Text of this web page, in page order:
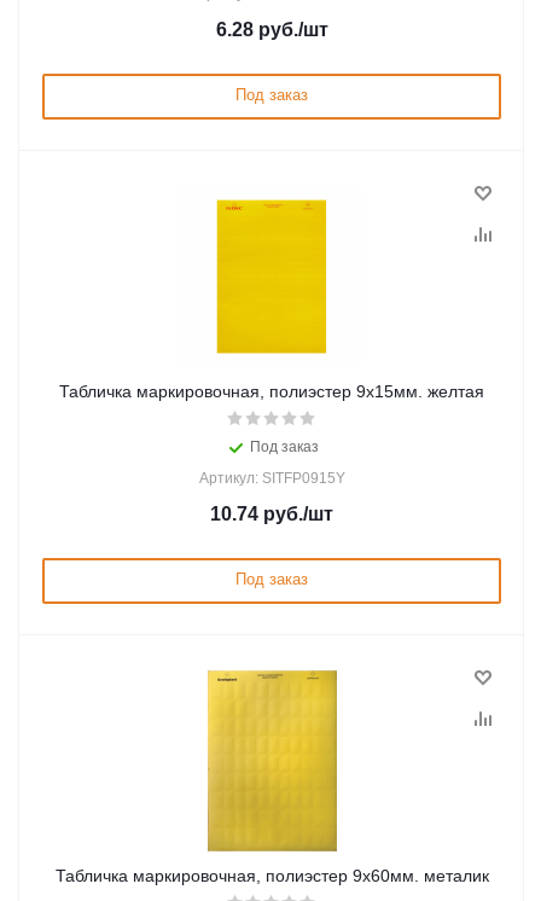
6.28руб./шт
Под заказ
Табличка маркировочная, полиэстер 9х15мм. желтая
Под заказ
Артикул: SITFP0915Y
10.74 руб./шт
Под заказ
Табличка маркировочная, полиэстер 9х60мм. металик